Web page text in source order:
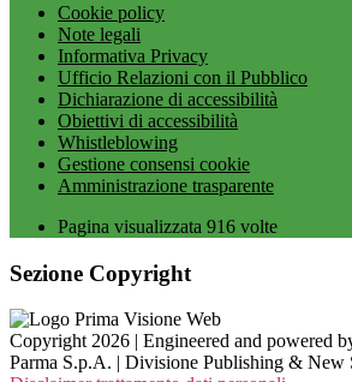
Cookie policy
Note legali
Informativa Privacy
Ufficio Relazioni con il Pubblico
Dichiarazione di accessibilità
Obiettivi di accessibilità
Whistleblowing
Gestione consensi cookie
Amministrazione trasparente
Pagina visualizzata 916 volte
Sezione Copyright
Copyright 2026 | Engineered and powered
Parma S.p.A. | Divisione Publishing & New